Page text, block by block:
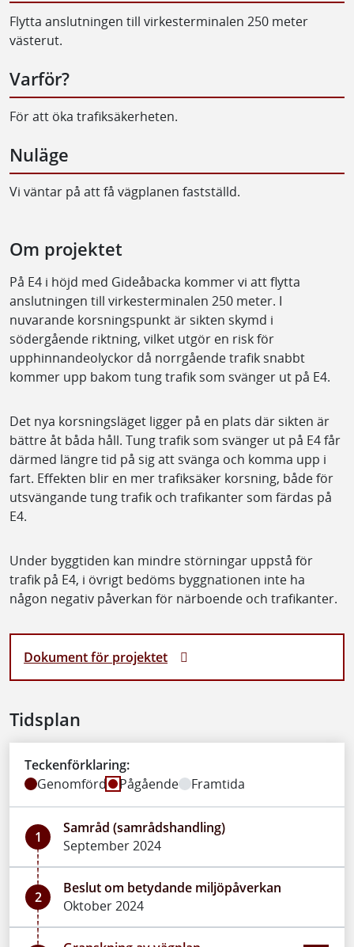
Flytta anslutningen till virkesterminalen 250 meter
västerut.
Varför?
För att öka trafiksäkerheten.
Nuläge
Vi väntar på att få vägplanen fastställd.
Om projektet
På E4 i höjd med Gideåbacka kommer vi att flytta
anslutningen till virkesterminalen 250 meter. I
nuvarande korsningspunkt är sikten skymd i
södergående riktning, vilket utgör en risk för
upphinnandeolyckor då norrgående trafik snabbt
kommer upp bakom tung trafik som svänger ut på E4.
Det nya korsningsläget ligger på en plats där sikten är
bättre åt båda håll. Tung trafik som svänger ut på E4 får
därmed längre tid på sig att svänga och komma upp i
fart. Effekten blir en mer trafiksäker korsning, både för
utsvängande tung trafik och trafikanter som färdas på
E4.
Under byggtiden kan mindre störningar uppstå för
trafik på E4, i övrigt bedöms byggnationen inte ha
någon negativ påverkan för närboende och trafikanter.
Dokument för projektet
Tidsplan
Teckenförklaring:
Genomförd
Pågående Framtida
1
Samråd (samrådshandling)
September 2024
2
Beslut om betydande miljöpåverkan
Oktober 2024